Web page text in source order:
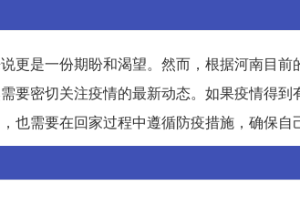
更是一份期盼和渴望。然而，根据河南目前
要密切关注疫情的最新动态。如果疫情得到
需要在回家过程中遵循防疫措施，确保自